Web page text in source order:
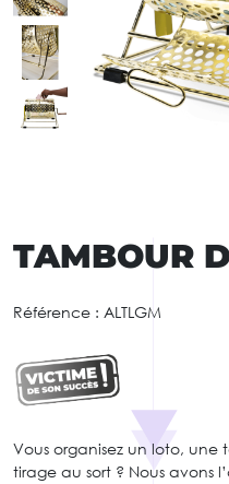
TAMBOUR
Référence : ALTLGM
Vous organisez un loto,
tirage au sort ? Nous avons